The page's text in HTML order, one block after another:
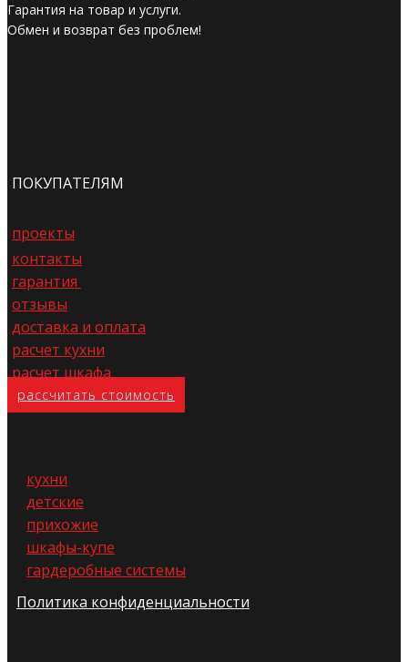
Гарантия на товар и услуги.
Обмен и возврат без проблем!
ПОКУПАТЕЛЯМ
проекты
контакты
гарантия
отзывы
доставка и оплата
расчет кухни
расчет шкафа
расс​читать стоимость
кухни
детские
прихожие
шкафы-купе
гардеробные системы
Политика конфиденциальности